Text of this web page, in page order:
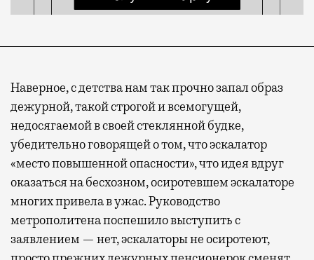
Наверное, с детства нам так прочно запал образ
дежурной, такой строгой и всемогущей,
недосягаемой в своей стеклянной будке,
убедительно говорящей о том, что эскалатор
«место повышенной опасности», что идея вдруг
оказаться на бесхозном, осиротевшем эскалаторе
многих привела в ужас. Руководство
метрополитена поспешило выступить с
заявлением — нет, эскалаторы не осиротеют,